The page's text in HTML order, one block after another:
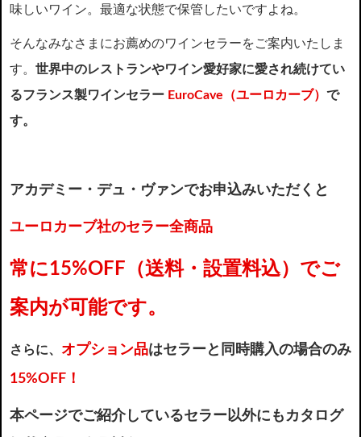
味しいワイン。最適な状態で保管したいですよね。
そんなみなさまにお薦めのワインセラーをご案内いたしま
す。 世界中のレストランやワイン愛好家に愛され続けてい
るフランス製ワインセラー EuroCave（ユーロカーブ） で
す。
アカデミー・デュ・ヴァンでお申込みいただくと
ユーロカーブ社のセラー全商品
常に15%OFF（送料・設置料込）でご
案内が可能です。
さらに、 オプション品はセラーと同時購入の場合のみ
15%OFF！
本ページでご紹介しているセラー以外にもカタログ